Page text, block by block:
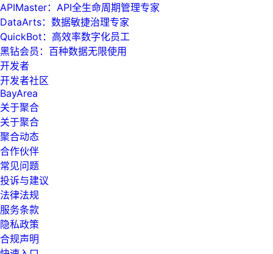
APIMaster：API全生命周期管理专家
DataArts：数据敏捷治理专家
QuickBot：高效率数字化员工
黑钻会员：百种数据无限使用
开发者
开发者社区
BayArea
关于聚合
关于聚合
聚合动态
合作伙伴
常见问题
投诉与建议
法律法规
服务条款
隐私政策
合规声明